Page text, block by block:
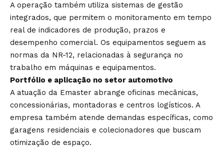
A operação também utiliza sistemas de gestão
integrados, que permitem o monitoramento em tempo
real de indicadores de produção, prazos e
desempenho comercial. Os equipamentos seguem as
normas da NR-12, relacionadas à segurança no
trabalho em máquinas e equipamentos.
Portfólio e aplicação no setor automotivo
A atuação da Emaster abrange oficinas mecânicas,
concessionárias, montadoras e centros logísticos. A
empresa também atende demandas específicas, como
garagens residenciais e colecionadores que buscam
otimização de espaço.